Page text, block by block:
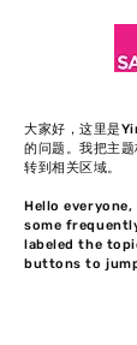
大家好，这里是
的问题。我把主
转到相关区域。
Hello
some
labeled the
buttons to